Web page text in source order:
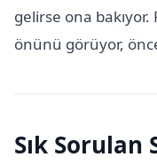
gelirse ona bakıyor.
önünü görüyor,
Sık Sorulan